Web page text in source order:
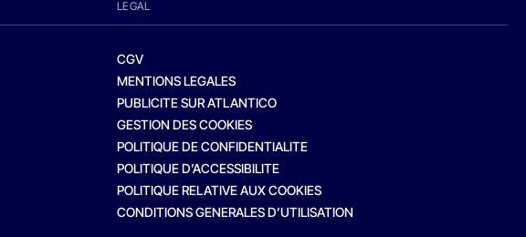
LEGAL
CGV
MENTIONS LEGALES
PUBLICITE SUR ATLANTICO
GESTION DES COOKIES
POLITIQUE DE CONFIDENTIALITE
POLITIQUE D’ACCESSIBILITE
POLITIQUE RELATIVE AUX COOKIES
CONDITIONS GENERALES D’UTILISATION